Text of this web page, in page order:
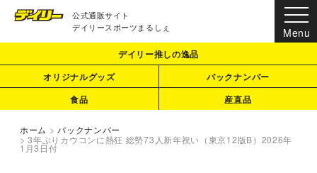
公式通販サイト
デイリースポーツまるしぇ
デイリー推しの逸品
オリジナルグッズ
バックナンバー
食品
産直品
ホーム > バックナンバー
> 3年ぶりカウコンに熱狂 総勢73人新年祝い（東京12版B）2026年
1月3日付